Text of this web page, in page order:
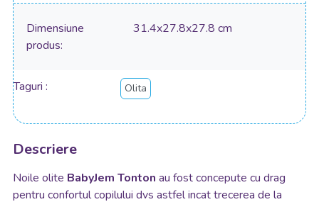
Dimensiune
produs
31.4x27.8x27.8 cm
Taguri Olita
Descriere
Noile olite BabyJem Tonton au fost concepute cu drag
pentru confortul copilului dvs astfel incat trecerea de la